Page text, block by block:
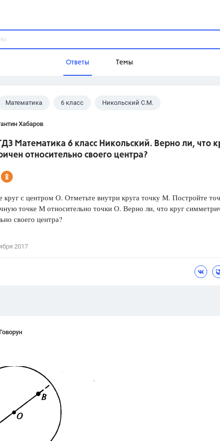
Ответы Темы
Домашнее задание
Разумовская М.М.,Габриелян
Красота,
Математика 6 класс Никольский С.М.
Хабаров
Математика 6 класс Никольский. Верно ли, что
относительно своего центра?
круг с центром О. Отметьте внутри круга точку М. Постройте
точке М относительно точки О. Верно ли, что круг
своего центра?
2017